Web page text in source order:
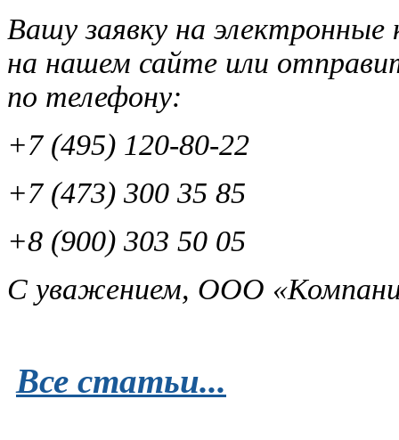
Вашу заявку на
на нашем сайте или
по телефону:
+7 (495) 120-80-22
+7 (473) 300 35 85
+8 (900) 303 50 05
С уважением, ООО
Все статьи...